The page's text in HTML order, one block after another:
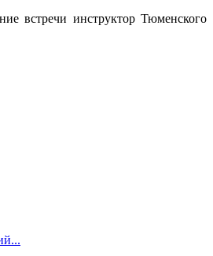
встречи инструктор Тюменского